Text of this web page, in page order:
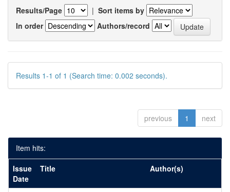
Results/Page | Sort items by
In order
Authors/record
Results 1-1 of 1 (Search time: 0.002 seconds).
previous 1 next
Item hits:
Issue
Date
Title Author(s)